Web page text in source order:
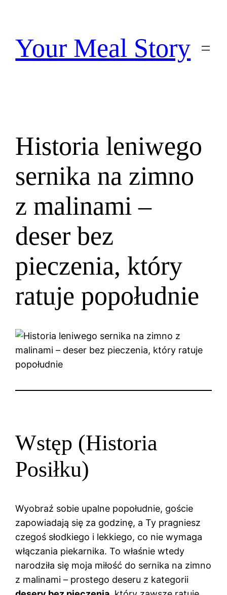
treściYour Meal Story
Historia leniwego
sernika na zimno
z malinami –
deser bez
pieczenia, który
ratuje popołudnie
Wstęp (Historia
Posiłku)
Wyobraź sobie upalne popołudnie, goście
zapowiadają się za godzinę, a Ty pragniesz
czegoś słodkiego i lekkiego, co nie wymaga
włączania piekarnika. To właśnie wtedy
narodziła się moja miłość do sernika na zimno
z malinami – prostego deseru z kategorii